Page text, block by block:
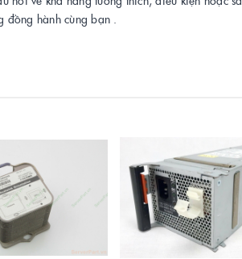
đồng hành cùng bạn .